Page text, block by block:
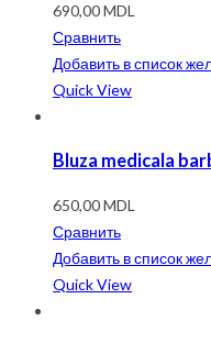
690,00MDL
Сравнить
Добавить в список
Quick View
Bluza medicala
650,00MDL
Сравнить
Добавить в список
Quick View